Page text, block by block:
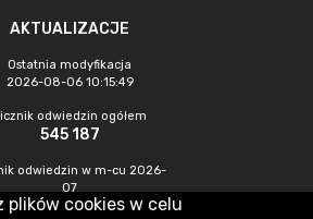
AKTUALIZACJE
Ostatnia modyfikacja
2026-08-06 10:15:49
odwiedzin ogółem
545 187
odwiedzin w m-cu 2026-
07
1 203
cookies w celu